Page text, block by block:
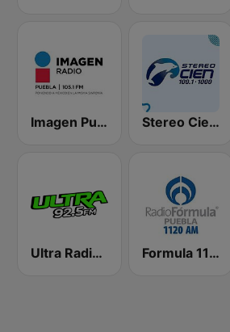
Imagen Puebla 105.1 FM Stereo Cien 100.1 FM
Ultra Radio 92.5 FM Formula 1120 AM